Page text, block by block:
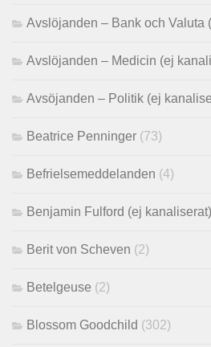
Avslöjanden – Bank och Valuta
Avslöjanden – Medicin (ej
Avsöjanden – Politik (ej
Beatrice Penninger (73)
Befrielsemeddelanden (4)
Benjamin Fulford (ej kanaliserat)
Berit von Scheven (2)
Betelgeuse (2)
Blossom Goodchild (302)